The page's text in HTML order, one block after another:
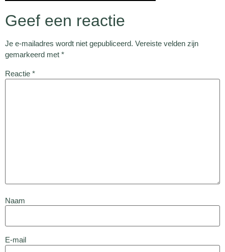
Geef een reactie
Je e-mailadres wordt niet gepubliceerd. Vereiste velden zijn
gemarkeerd met *
Reactie *
Naam
E-mail